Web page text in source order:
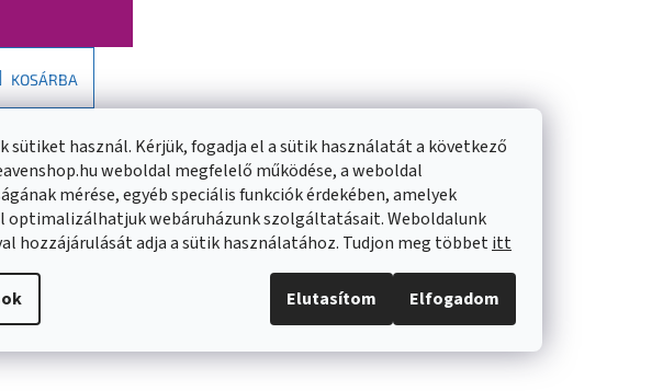
sütiket használ. Kérjük, fogadja el a sütik használatát a következő
weboldal megfelelő működése, a weboldal
mérése, egyéb speciális funkciók érdekében, amelyek
optimalizálhatjuk webáruházunk szolgáltatásait. Weboldalunk
hozzájárulását adja a sütik használatához. Tudjon meg többetitt
Elutasítom Elfogadom
KOSÁRBA